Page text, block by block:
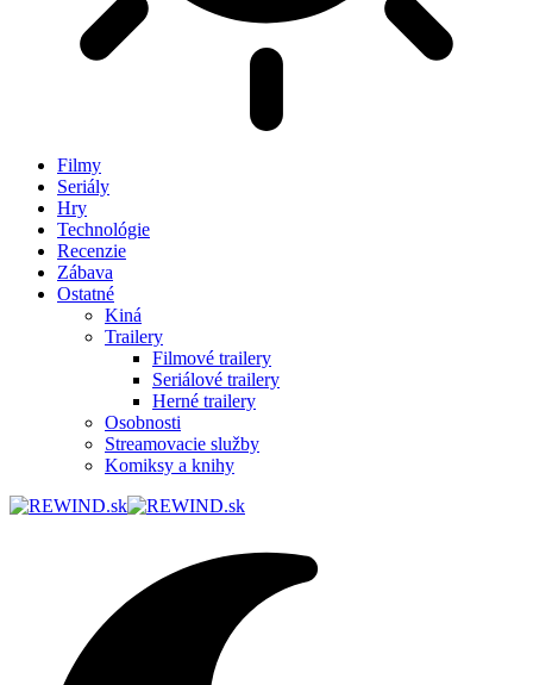
Filmy
Seriály
Hry
Technológie
Recenzie
Zábava
Ostatné
Kiná
Trailery
Filmové trailery
Seriálové trailery
Herné trailery
Osobnosti
Streamovacie služby
Komiksy a knihy